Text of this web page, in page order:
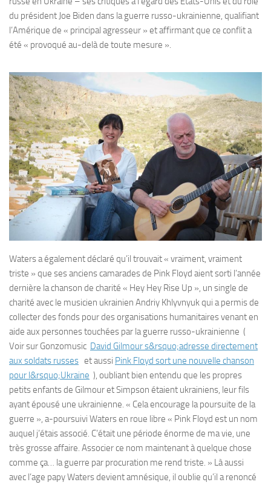
du président Joe Biden dans la guerre russo-ukrainienne, qualifiant
l’Amérique de « principal agresseur » et affirmant que ce conflit a
été « provoqué au-delà de toute mesure ».
Waters a également déclaré qu’il trouvait « vraiment, vraiment
triste » que ses anciens camarades de Pink Floyd aient sorti l’année
dernière la chanson de charité « Hey Hey Rise Up », un single de
charité avec le musicien ukrainien Andriy Khlyvnyuk qui a permis de
collecter des fonds pour des organisations humanitaires venant en
aide aux personnes touchées par la guerre russo-ukrainienne (
Voir sur Gonzomusic David Gilmour s&rsquo;adresse directement
aux soldats russes et aussi Pink Floyd sort une nouvelle chanson
pour l&rsquo;Ukraine ), oubliant bien entendu que les propres
petits enfants de Gilmour et Simpson étaient ukrainiens, leur fils
ayant épousé une ukrainienne. « Cela encourage la poursuite de la
guerre », a-poursuivi Waters en roue libre « Pink Floyd est un nom
auquel j’étais associé. C’était une période énorme de ma vie, une
très grosse affaire. Associer ce nom maintenant à quelque chose
comme ça… la guerre par procuration me rend triste. » Là aussi
avec l’age papy Waters devient amnésique, il oublie qu’il a renoncé